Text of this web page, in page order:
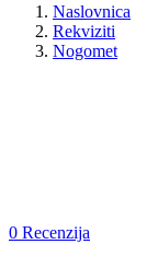
Naslovnica
Rekviziti
Nogomet
0 Recenzija